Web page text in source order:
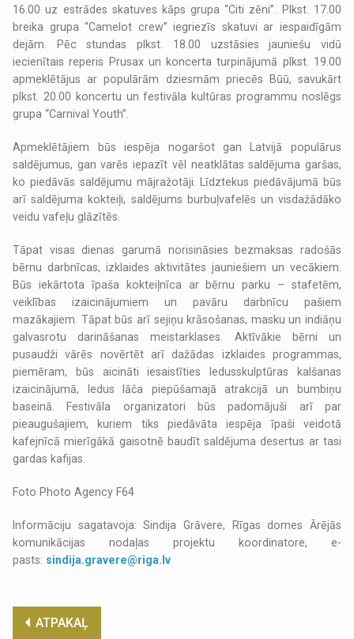
16.00 uz estrādes skatuves kāps grupa “Citi zēni”. Plkst. 17.00
breika grupa “Camelot crew” iegriezīs skatuvi ar iespaidīgām
dejām. Pēc stundas plkst. 18.00 uzstāsies jauniešu vidū
iecienītais reperis Prusax un koncerta turpinājumā plkst. 19.00
apmeklētājus ar populārām dziesmām priecēs Būū, savukārt
plkst. 20.00 koncertu un festivāla kultūras programmu noslēgs
grupa “Carnival Youth”.
Apmeklētājiem būs iespēja nogaršot gan Latvijā populārus
saldējumus, gan varēs iepazīt vēl neatklātas saldējuma garšas,
ko piedāvās saldējumu mājražotāji. Līdztekus piedāvājumā būs
arī saldējuma kokteiļi, saldējums burbuļvafelēs un visdažādāko
veidu vafeļu glāzītēs.
Tāpat visas dienas garumā norisināsies bezmaksas radošās
bērnu darbnīcas, izklaides aktivitātes jauniešiem un vecākiem.
Būs iekārtota īpaša kokteiļnīca ar bērnu parku – stafetēm,
veiklības izaicinājumiem un pavāru darbnīcu pašiem
mazākajiem. Tāpat būs arī sejiņu krāsošanas, masku un indiāņu
galvasrotu darināšanas meistarklases. Aktīvākie bērni un
pusaudži vārēs novērtēt arī dažādas izklaides programmas,
piemēram, būs aicināti iesaistīties ledusskulptūras kalšanas
izaicinājumā, ledus lāča piepūšamajā atrakcijā un bumbiņu
baseinā. Festivāla organizatori būs padomājuši arī par
pieaugušajiem, kuriem tiks piedāvāta iespēja īpaši veidotā
kafejnīcā mierīgākā gaisotnē baudīt saldējuma desertus ar tasi
gardas kafijas.
Foto Photo Agency F64
Informāciju sagatavoja: Sindija Grāvere, Rīgas domes Ārējās
komunikācijas nodaļas projektu koordinatore, e-
pasts: sindija.gravere@riga.lv
ATPAKAĻ